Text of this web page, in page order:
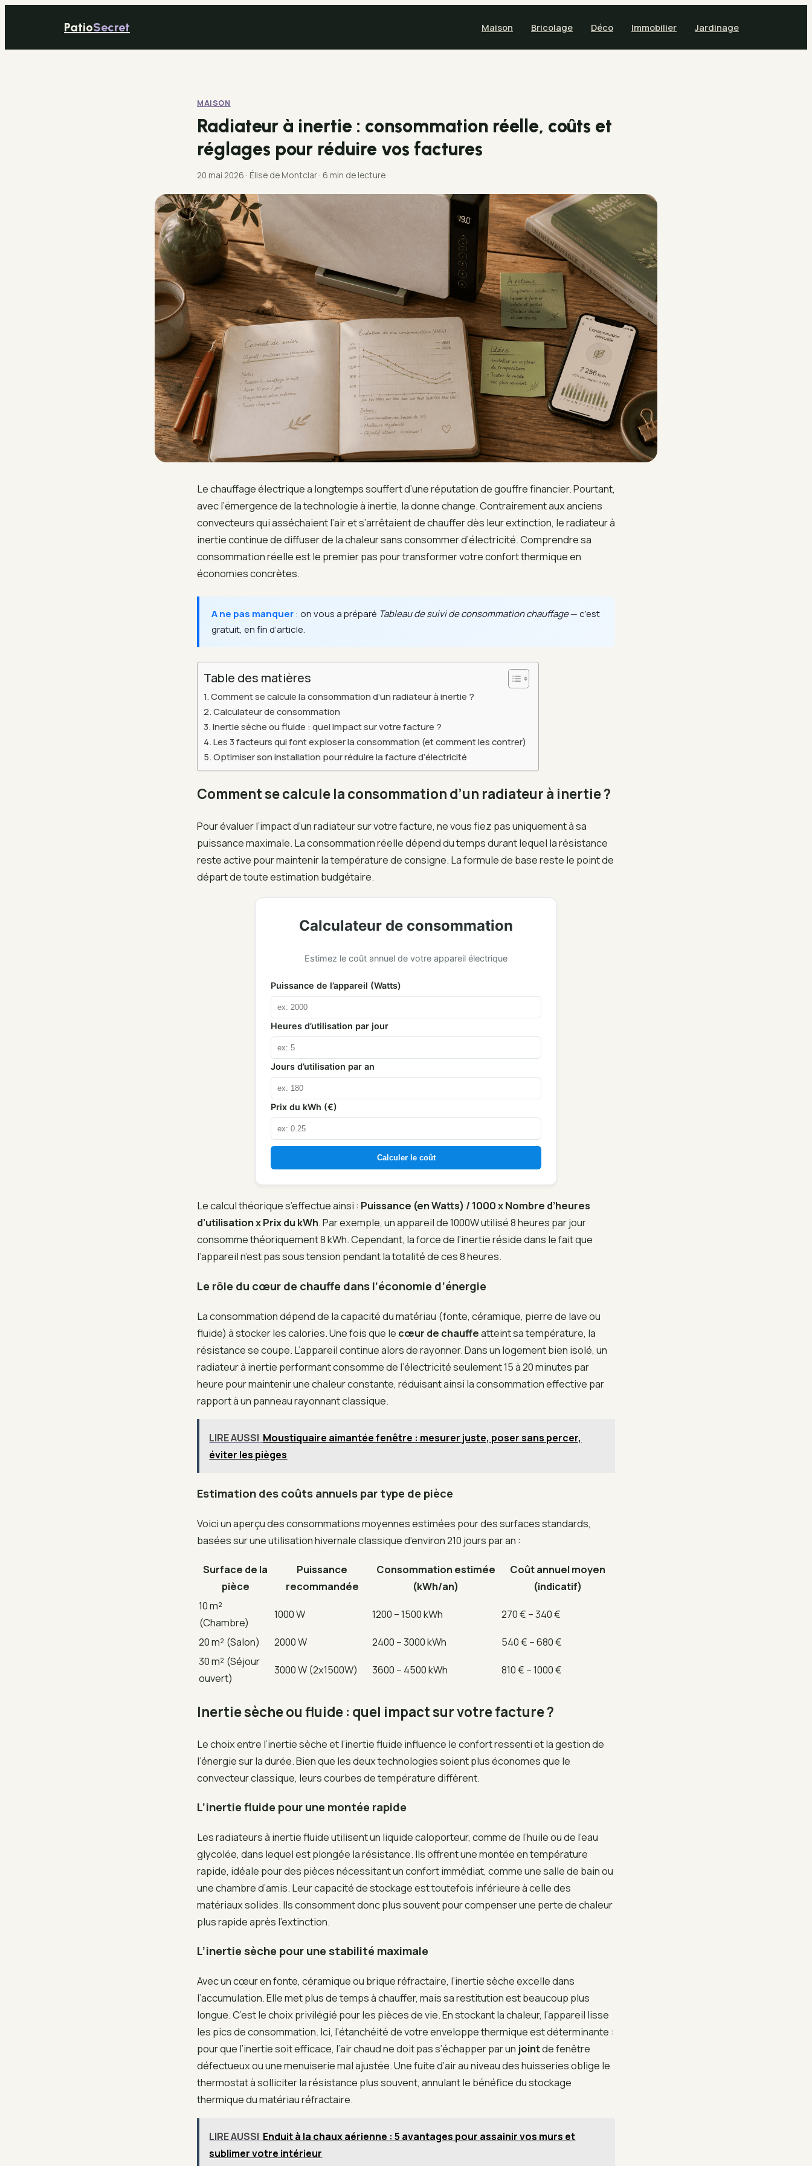
PatioSecret Maison Bricolage Déco Immobilier Jardinage
MAISON
Radiateur à inertie : consommation réelle, coûts et
réglages pour réduire vos factures
20 mai 2026 · Élise de Montclar · 6 min de lecture
Le chauffage électrique a longtemps souffert d’une réputation de gouffre financier. Pourtant,
avec l’émergence de la technologie à inertie, la donne change. Contrairement aux anciens
convecteurs qui asséchaient l’air et s’arrêtaient de chauffer dès leur extinction, le radiateur à
inertie continue de diffuser de la chaleur sans consommer d’électricité. Comprendre sa
consommation réelle est le premier pas pour transformer votre confort thermique en
économies concrètes.
A ne pas manquer: on vous a préparé Tableau de suivi de consommation chauffage— c’est
gratuit, en fin d’article.
Table des matières
Comment se calcule la consommation d’un radiateur à inertie ?
Calculateur de consommation
Inertie sèche ou fluide : quel impact sur votre facture ?
Les 3 facteurs qui font exploser la consommation (et comment les contrer)
Optimiser son installation pour réduire la facture d’électricité
Comment se calcule la consommation d’un radiateur à inertie ?
Pour évaluer l’impact d’un radiateur sur votre facture, ne vous fiez pas uniquement à sa
puissance maximale. La consommation réelle dépend du temps durant lequel la résistance
reste active pour maintenir la température de consigne. La formule de base reste le point de
départ de toute estimation budgétaire.
Calculateur de consommation
Estimez le coût annuel de votre appareil électrique
Puissance de l’appareil (Watts)
Heures d’utilisation par jour
Jours d’utilisation par an
Prix du kWh (€)
Calculer le coût
Le calcul théorique s’effectue ainsi : Puissance (en Watts) / 1000 x Nombre d’heures
d’utilisation x Prix du kWh. Par exemple, un appareil de 1000W utilisé 8 heures par jour
consomme théoriquement 8 kWh. Cependant, la force de l’inertie réside dans le fait que
l’appareil n’est pas sous tension pendant la totalité de ces 8 heures.
Le rôle du cœur de chauffe dans l’économie d’énergie
La consommation dépend de la capacité du matériau (fonte, céramique, pierre de lave ou
fluide) à stocker les calories. Une fois que le cœur de chauffeatteint sa température, la
résistance se coupe. L’appareil continue alors de rayonner. Dans un logement bien isolé, un
radiateur à inertie performant consomme de l’électricité seulement 15 à 20 minutes par
heure pour maintenir une chaleur constante, réduisant ainsi la consommation effective par
rapport à un panneau rayonnant classique.
LIRE AUSSI Moustiquaire aimantée fenêtre : mesurer juste, poser sans percer,
éviter les pièges
Estimation des coûts annuels par type de pièce
Voici un aperçu des consommations moyennes estimées pour des surfaces standards,
basées sur une utilisation hivernale classique d’environ 210 jours par an :
Surface de la
pièce
Puissance
recommandée
Consommation estimée
(kWh/an)
Coût annuel moyen
(indicatif)
10 m²
(Chambre)
1000 W 1200 – 1500 kWh
270 € – 340 €
20 m² (Salon)
2000 W 2400 – 3000 kWh
540 € – 680 €
30 m² (Séjour
ouvert)
3000 W (2x1500W) 3600 – 4500 kWh 810 € – 1000 €
Inertie sèche ou fluide : quel impact sur votre facture ?
Le choix entre l’inertie sèche et l’inertie fluide influence le confort ressenti et la gestion de
l’énergie sur la durée. Bien que les deux technologies soient plus économes que le
convecteur classique, leurs courbes de température diffèrent.
L’inertie fluide pour une montée rapide
Les radiateurs à inertie fluide utilisent un liquide caloporteur, comme de l’huile ou de l’eau
glycolée, dans lequel est plongée la résistance. Ils offrent une montée en température
rapide, idéale pour des pièces nécessitant un confort immédiat, comme une salle de bain ou
une chambre d’amis. Leur capacité de stockage est toutefois inférieure à celle des
matériaux solides. Ils consomment donc plus souvent pour compenser une perte de chaleur
plus rapide après l’extinction.
L’inertie sèche pour une stabilité maximale
Avec un cœur en fonte, céramique ou brique réfractaire, l’inertie sèche excelle dans
l’accumulation. Elle met plus de temps à chauffer, mais sa restitution est beaucoup plus
longue. C’est le choix privilégié pour les pièces de vie. En stockant la chaleur, l’appareil lisse
les pics de consommation. Ici, l’étanchéité de votre enveloppe thermique est déterminante :
pour que l’inertie soit efficace, l’air chaud ne doit pas s’échapper par un jointde fenêtre
défectueux ou une menuiserie mal ajustée. Une fuite d’air au niveau des huisseries oblige le
thermostat à solliciter la résistance plus souvent, annulant le bénéfice du stockage
thermique du matériau réfractaire.
LIRE AUSSI Enduit à la chaux aérienne : 5 avantages pour assainir vos murs et
sublimer votre intérieur